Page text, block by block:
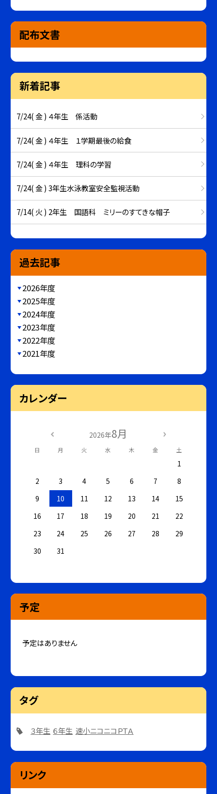
配布文書
新着記事
7/24( 金 ) ４年生 係活動
7/24( 金 ) ４年生 １学期最後の給食
7/24( 金 ) ４年生 理科の学習
7/24( 金 ) 3年生水泳教室安全監視活動
7/14( 火 ) 2年生 国語科 ミリーのすてきな帽子
過去記事
2026年度
2025年度
2024年度
2023年度
2022年度
2021年度
カレンダー
2026年8月
日 月 火 水 木 金 土
1
2
3 4 5 6 7
8
9
10 11 12 13 14
15
16
17 18 19 20 21
22
23
24 25 26 27 28
29
30
31
予定
予定はありません
タグ
３年生 ６年生 速小ニコニコＰＴＡ
リンク